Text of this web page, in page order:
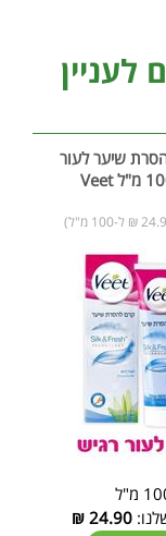
לעניין
שיער לעור
מ"ל
24.90
₪